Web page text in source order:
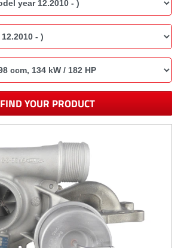
FIND YOUR PRODUCT